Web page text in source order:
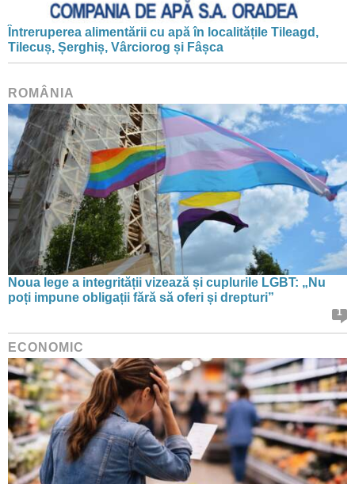
Întreruperea alimentării cu apă în localitățile Tileagd,
Tilecuș, Șerghiș, Vârciorog și Fâșca
ROMÂNIA
Noua lege a integrității vizează și cuplurile LGBT: „Nu
poți impune obligații fără să oferi și drepturi”
1
ECONOMIC